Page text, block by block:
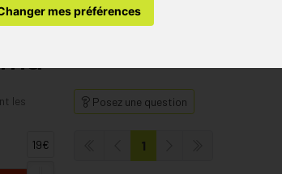
mes préférences
Posez une question
1
les
19€